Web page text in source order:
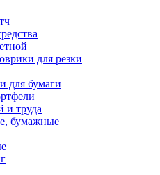
для резки
для бумаги
и труда
бумажные